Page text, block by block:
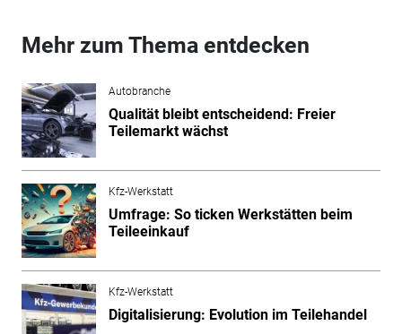
Mehr zum Thema entdecken
Autobranche
Qualität bleibt entscheidend: Freier
Teilemarkt wächst
Kfz-Werkstatt
Umfrage: So ticken Werkstätten beim
Teileeinkauf
Kfz-Werkstatt
Digitalisierung: Evolution im Teilehandel